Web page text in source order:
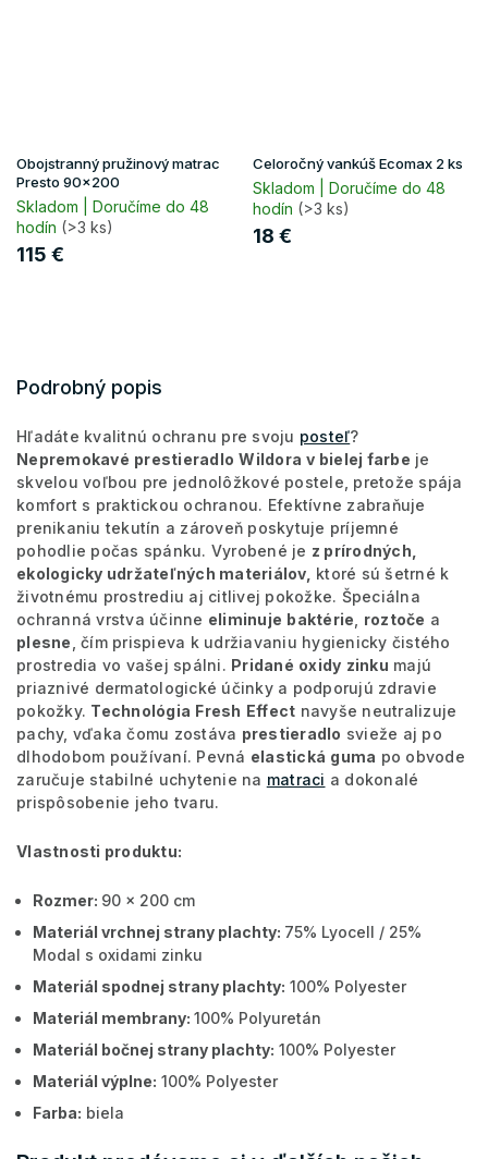
Obojstranný pružinový matrac
Presto 90x200
Skladom | Doručíme do 48
hodín (>3 ks)
115 €
Celoročný vankúš Ecomax 2 ks
Skladom | Doručíme do 48
hodín (>3 ks)
18 €
Podrobný popis
Hľadáte kvalitnú ochranu pre svoju posteľ?
Nepremokavé prestieradlo Wildora v bielej farbe je
skvelou voľbou pre jednolôžkové postele, pretože spája
komfort s praktickou ochranou. Efektívne zabraňuje
prenikaniu tekutín a zároveň poskytuje príjemné
pohodlie počas spánku. Vyrobené je z prírodných,
ekologicky udržateľných materiálov, ktoré sú šetrné k
životnému prostrediu aj citlivej pokožke. Špeciálna
ochranná vrstva účinne eliminuje baktérie roztoče a
plesne , čím prispieva k udržiavaniu hygienicky čistého
prostredia vo vašej spálni. Pridané oxidy zinku majú
priaznivé dermatologické účinky a podporujú zdravie
pokožky. Technológia Fresh Effect navyše neutralizuje
pachy, vďaka čomu zostáva prestieradlo svieže aj po
dlhodobom používaní. Pevná elastická guma po obvode
zaručuje stabilné uchytenie na matraci a dokonalé
prispôsobenie jeho tvaru.
Vlastnosti produktu:
Rozmer: 90 x 200 cm
Materiál vrchnej strany plachty: 75% Lyocell / 25%
Modal s oxidami zinku
Materiál spodnej strany plachty: 100% Polyester
Materiál membrany: 100% Polyuretán
Materiál bočnej strany plachty: 100% Polyester
Materiál výplne: 100% Polyester
Farba: biela